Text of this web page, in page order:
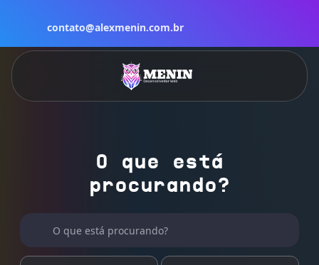
contato@alexmenin.com.br
O que está
procurando?
Buscar por:
O que está procurando?